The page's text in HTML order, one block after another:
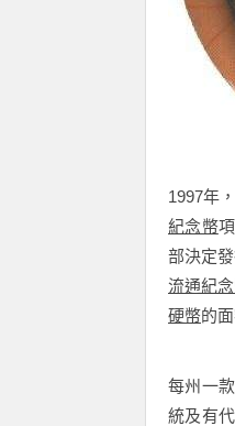
1997年
紀念幣
部決定
流通紀
硬幣的
每州一
統及有